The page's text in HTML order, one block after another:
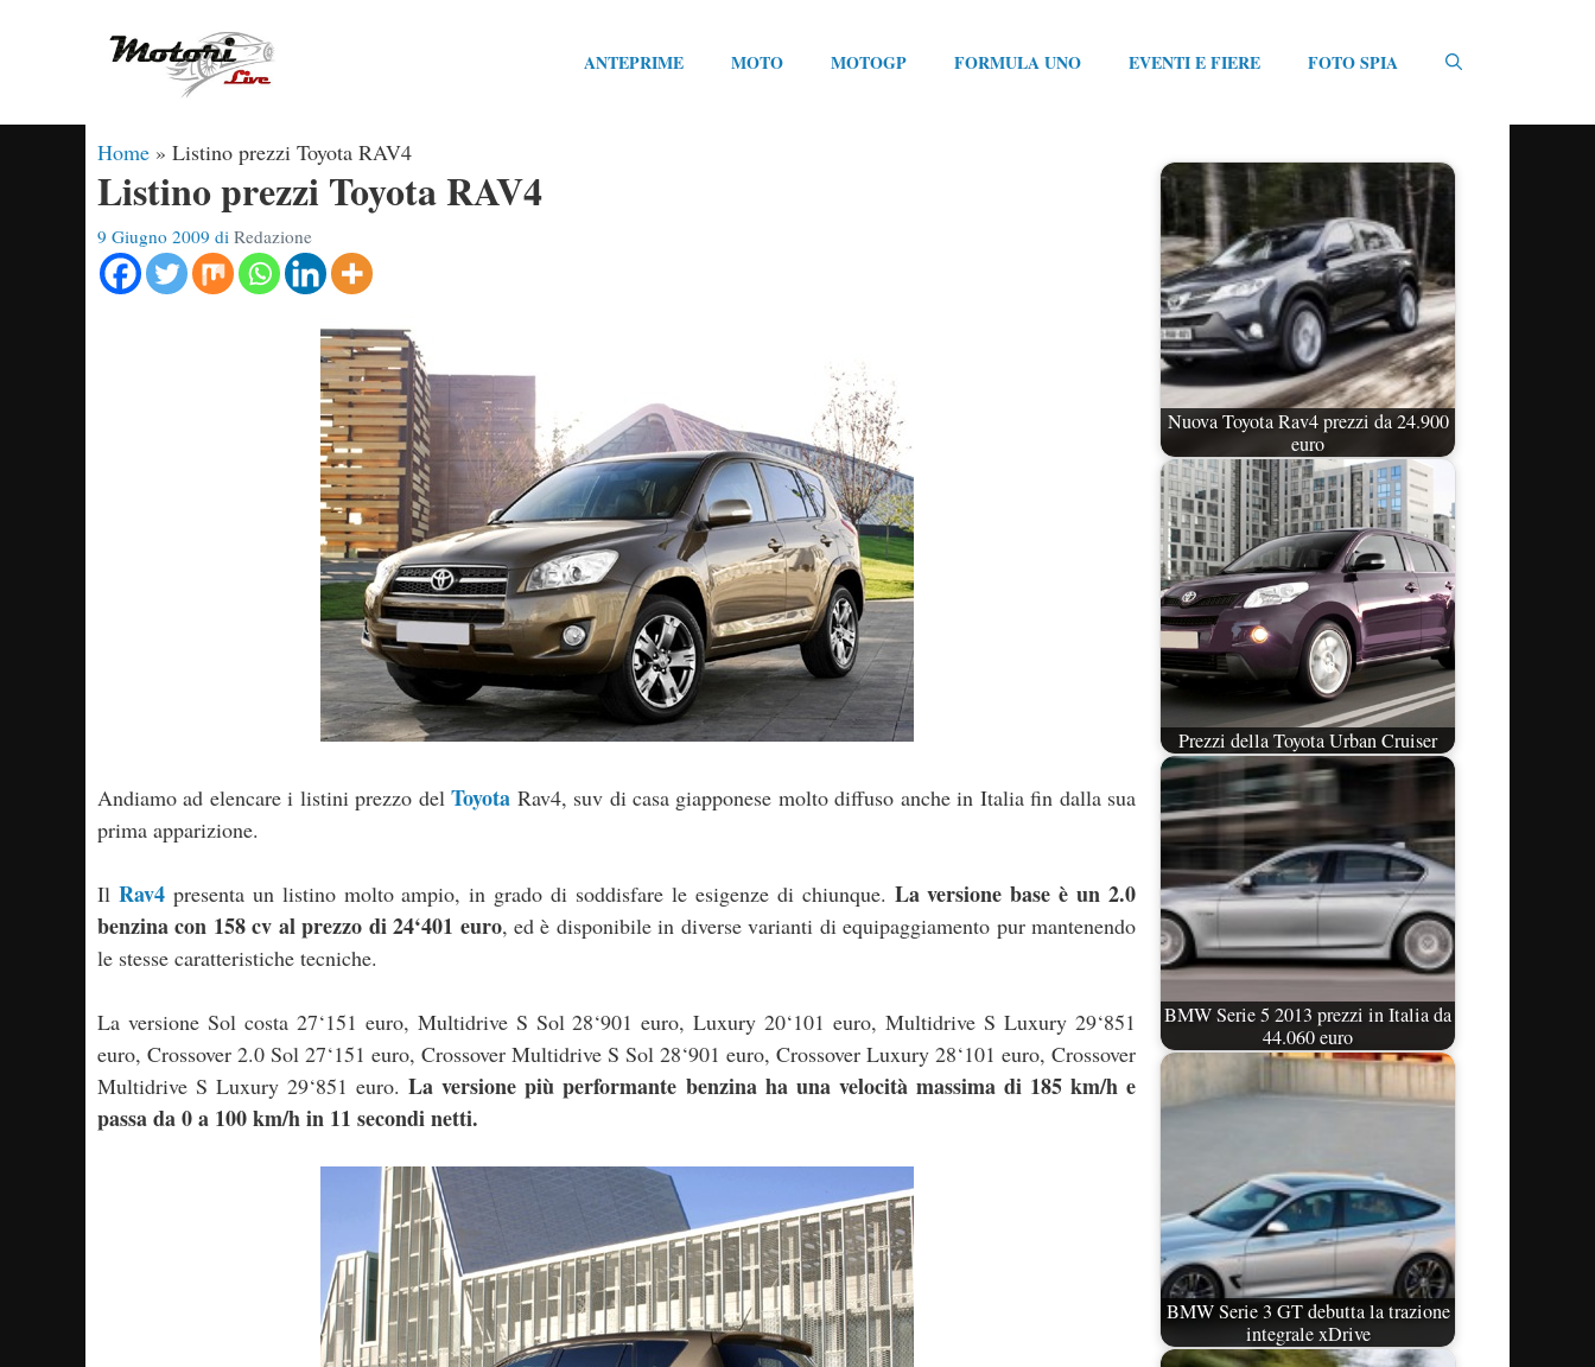
ANTEPRIME MOTO MOTOGP FORMULA UNO EVENTI E FIERE FOTO SPIA
Home » Listino prezzi Toyota RAV4
Listino prezzi Toyota RAV4
9 Giugno 2009 di Redazione
Andiamo ad elencare i listini prezzo delToyota Rav4, suv di casa giapponese molto diffuso anche in Italia fin dalla sua
prima apparizione.
Il Rav4presenta un listino molto ampio, in grado di soddisfare le esigenze di chiunque. La versione base è un 2.0
benzina con 158 cv al prezzo di 24‘401 euro, ed è disponibile in diverse varianti di equipaggiamento pur mantenendo
le stesse caratteristiche tecniche.
La versione Sol costa 27‘151 euro, Multidrive S Sol 28‘901 euro, Luxury 20‘101 euro, Multidrive S Luxury 29‘851
euro, Crossover 2.0 Sol 27‘151 euro, Crossover Multidrive S Sol 28‘901 euro, Crossover Luxury 28‘101 euro, Crossover
Multidrive S Luxury 29‘851 euro.La versione più performante benzina ha una velocità massima di 185 km/h e
passa da 0 a 100 km/h in 11 secondi netti.
Nuova Toyota Rav4 prezzi da 24.900
euro
Prezzi della Toyota Urban Cruiser
BMW Serie 5 2013 prezzi in Italia da
44.060 euro
BMW Serie 3 GT debutta la trazione
integrale xDrive